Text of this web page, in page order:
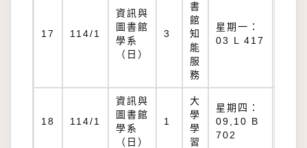
17 114/1
資訊與
圖書館
學系
（日）
3
書
館
知
能
服
務
星期一：
03 L 417
18 114/1
資訊與
圖書館
學系
（日）
1
大
學
學
習
星期四：
09,10 B
702